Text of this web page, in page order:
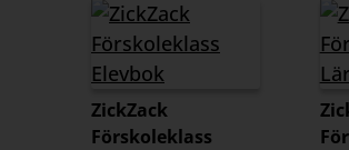
ZickZack
Förskoleklass